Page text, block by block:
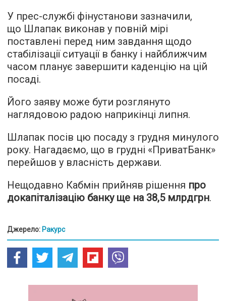
У прес-службі фінустанови зазначили,
що Шлапак виконав у повній мірі
поставлені перед ним завдання щодо
стабілізації ситуації в банку і найближчим
часом планує завершити каденцію на цій
посаді.
Його заяву може бути розглянуто
наглядовою радою наприкінці липня.
Шлапак посів цю посаду з грудня минулого
року. Нагадаємо, що в грудні «ПриватБанк»
перейшов у власність держави.
Нещодавно Кабмін прийняв рішення про
докапіталізацію банку ще на 38,5 млрдгрн.
Джерело: Ракурс